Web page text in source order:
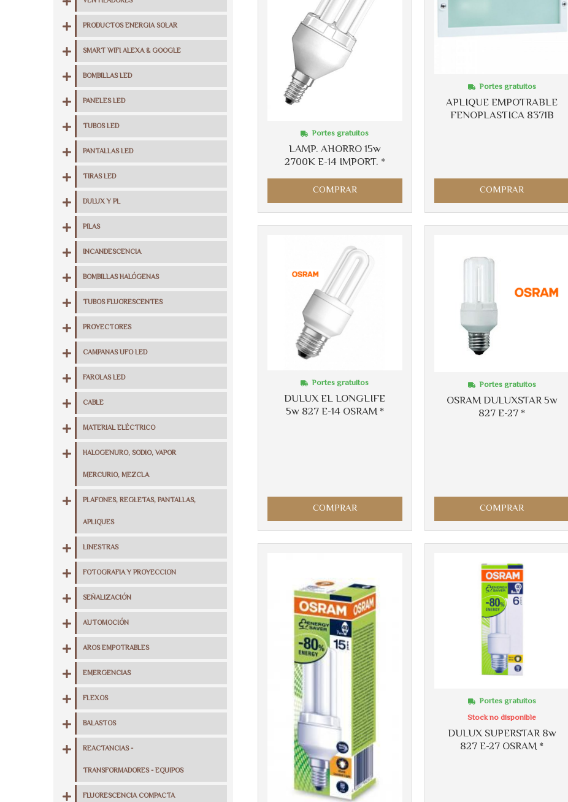
PRODUCTOS ENERGIA SOLAR
SMART WIFI ALEXA & GOOGLE
BOMBILLAS LED
PANELES LED
TUBOS LED
PANTALLAS LED
TIRAS LED
DULUX Y PL
PILAS
INCANDESCENCIA
BOMBILLAS HALÓGENAS
TUBOS FLUORESCENTES
PROYECTORES
CAMPANAS UFO LED
FAROLAS LED
CABLE
MATERIAL ELÉCTRICO
HALOGENURO, SODIO, VAPOR
MERCURIO, MEZCLA
PLAFONES, REGLETAS, PANTALLAS,
APLIQUES
LINESTRAS
FOTOGRAFIA Y PROYECCION
SEÑALIZACIÓN
AUTOMOCIÓN
AROS EMPOTRABLES
EMERGENCIAS
FLEXOS
BALASTOS
REACTANCIAS -
TRANSFORMADORES - EQUIPOS
FLUORESCENCIA COMPACTA
LAMP. AHORRO 15w
2700K E-14 IMPORT. *
Portes gratuitos
COMPRAR
APLIQUE EMPOTRABLE
FENOPLASTICA 8371B
Portes gratuitos
COMPRAR
DULUX EL LONGLIFE
5w 827 E-14 OSRAM *
Portes gratuitos
COMPRAR
OSRAM DULUXSTAR 5w
827 E-27 *
Portes gratuitos
COMPRAR
Más info
DULUX SUPERSTAR 8w
827 E-27 OSRAM *
Portes gratuitos
Stock no disponible
Más info